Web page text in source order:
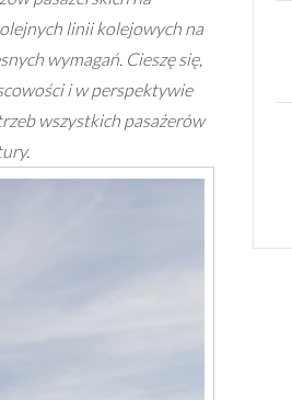
linii kolejowych na
wymagań. Cieszę się,
i w perspektywie
wszystkich pasażerów